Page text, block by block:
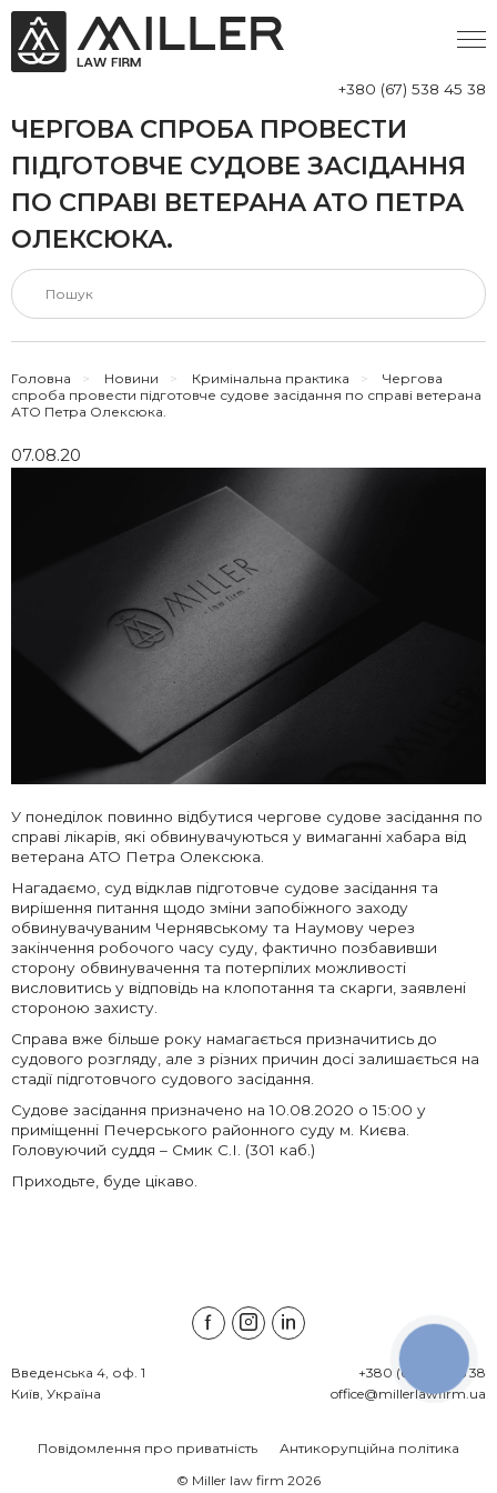
+380 (67) 538 45 38
ЧЕРГОВА СПРОБА ПРОВЕСТИ
ПІДГОТОВЧЕ СУДОВЕ ЗАСІДАННЯ
ПО СПРАВІ ВЕТЕРАНА АТО ПЕТРА
ОЛЕКСЮКА.
Головна > Новини > Кримінальна практика >
Чергова
спроба провести підготовче судове засідання по справі ветерана
АТО Петра Олексюка.
07.08.20
У понеділок повинно відбутися чергове судове засідання по
справі лікарів, які обвинувачуються у вимаганні хабара від
ветерана АТО Петра Олексюка.
Нагадаємо, суд відклав підготовче судове засідання та
вирішення питання щодо зміни запобіжного заходу
обвинувачуваним Чернявському та Наумову через
закінчення робочого часу суду, фактично позбавивши
сторону обвинувачення та потерпілих можливості
висловитись у відповідь на клопотання та скарги, заявлені
стороною захисту.
Справа вже більше року намагається призначитись до
судового розгляду, але з різних причин досі залишається на
стадії підготовчого судового засідання.
Судове засідання призначено на 10.08.2020 о 15:00 у
приміщенні Печерського районного суду м. Києва.
Головуючий суддя – Смик С.І. (301 каб.)
Приходьте, буде цікаво.
Введенська 4, оф. 1
Київ, Україна
+380 (67) 538 45 38
office@millerlawfirm.ua
Повідомлення про приватність
Антикорупційна політика
© Miller law firm 2026